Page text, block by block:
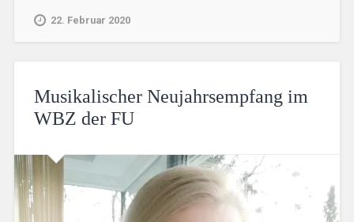
22. Februar 2020
Musikalischer Neujahrsempfang im
WBZ der FU